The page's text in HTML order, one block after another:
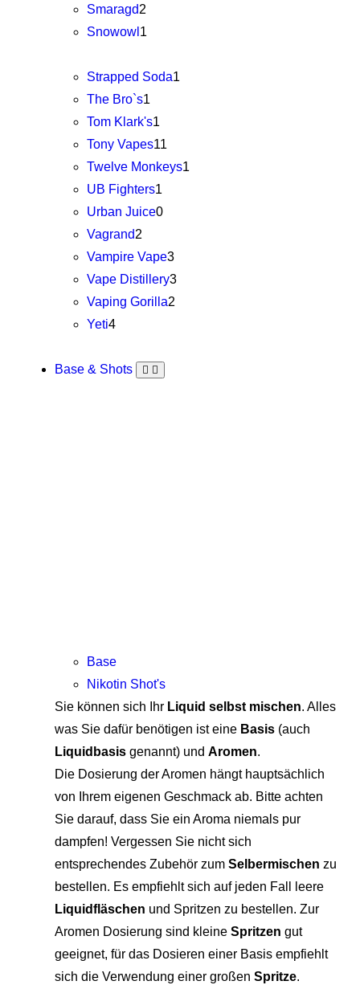
Smaragd2
Snowowl 1
Strapped Soda1
The Bro`s1
Tom Klark's1
Tony Vapes11
Twelve Monkeys1
UB Fighters1
Urban Juice0
Vagrand2
Vampire Vape3
Vape Distillery3
Vaping Gorilla2
Yeti4
Base & Shots
Base
Nikotin Shot's
Sie können sich Ihr Liquid selbst mischen. Alles
was Sie dafür benötigen ist eine Basis (auch
Liquidbasis genannt) und Aromen.
Die Dosierung der Aromen hängt hauptsächlich
von Ihrem eigenen Geschmack ab. Bitte achten
Sie darauf, dass Sie ein Aroma niemals pur
dampfen! Vergessen Sie nicht sich
entsprechendes Zubehör zum Selbermischen zu
bestellen. Es empfiehlt sich auf jeden Fall leere
Liquidfläschen und Spritzen zu bestellen. Zur
Aromen Dosierung sind kleine Spritzen gut
geeignet, für das Dosieren einer Basis empfiehlt
sich die Verwendung einer großen Spritze.